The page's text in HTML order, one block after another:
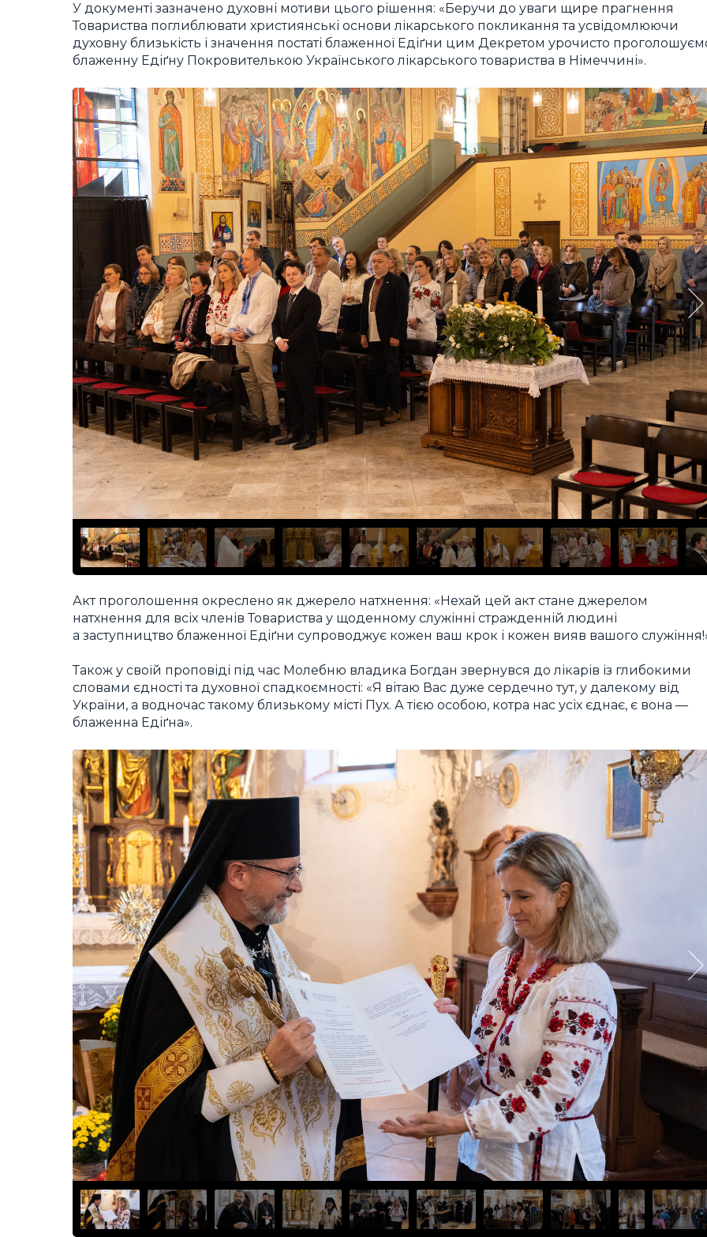
У документі зазначено духовні мотиви цього рішення: «Беручи до уваги щире прагнення
Товариства поглиблювати християнські основи лікарського покликання та усвідомлюючи
духовну близькість і значення постаті блаженної Едіґни цим Декретом урочисто
блаженну Едіґну Покровителькою Українського лікарського товариства в Німеччині».
Акт проголошення окреслено як джерело натхнення: «Нехай цей акт стане джерелом
натхнення для всіх членів Товариства у щоденному служінні стражденній людині
а заступництво блаженної Едіґни супроводжує кожен ваш крок і кожен вияв вашого
Також у своїй проповіді під час Молебню владика Богдан звернувся до лікарів із глибокими
словами єдності та духовної спадкоємності: «Я вітаю Вас дуже сердечно тут, у далекому від
України, а водночас такому близькому місті Пух. А тією особою, котра нас усіх єднає, є вона —
блаженна Едіґна».